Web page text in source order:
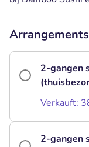
Arrangements
2-gangen
Verkauft:
2-gangen